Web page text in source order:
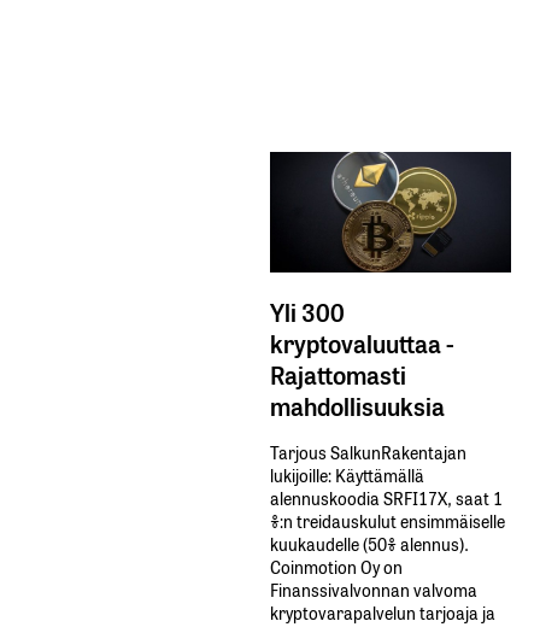
Yli 300
kryptovaluuttaa -
Rajattomasti
mahdollisuuksia
Tarjous SalkunRakentajan
lukijoille: Käyttämällä​ ​
alennuskoodia​ ​SRFI17X,​ ​saat​ ​1
%:n treidauskulut​ ​ensimmäiselle​ ​
kuukaudelle​ ​(50%​ ​alennus).
Coinmotion Oy on
Finanssivalvonnan valvoma
kryptovarapalvelun tarjoaja ja